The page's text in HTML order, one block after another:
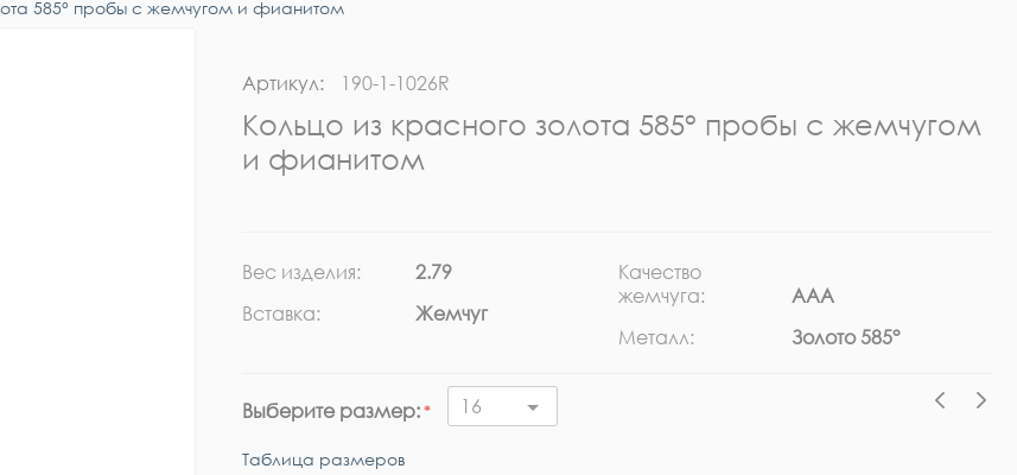
585° пробы с жемчугом и фианитом
Артикул: 190-1-1026R
Кольцо из красного золота 585° пробы с жемчугом
и фианитом
Вес изделия:
2.79
Вставка:
Жемчуг
Качество
жемчуга:
ААА
Металл:
Золото 585°
Выберите размер: 16
Таблица размеров